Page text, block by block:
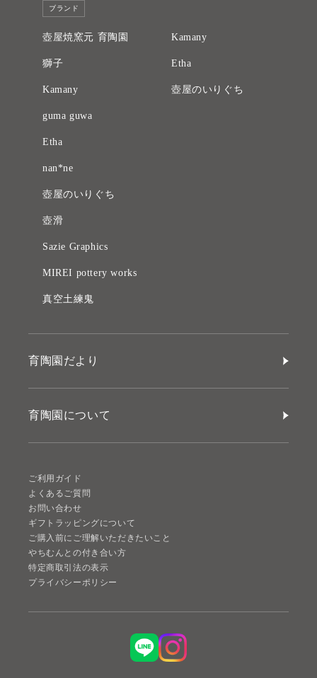
ブランド
壺屋焼窯元 育陶園
獅子
Kamany
guma guwa
Etha
nan*ne
壺屋のいりぐち
壺滑
Sazie Graphics
MIREI pottery works
真空土練鬼
Kamany
Etha
壺屋のいりぐち
育陶園だより
育陶園について
ご利用ガイド
よくあるご質問
お問い合わせ
ギフトラッピングについて
ご購入前にご理解いただきたいこと
やちむんとの付き合い方
特定商取引法の表示
プライバシーポリシー